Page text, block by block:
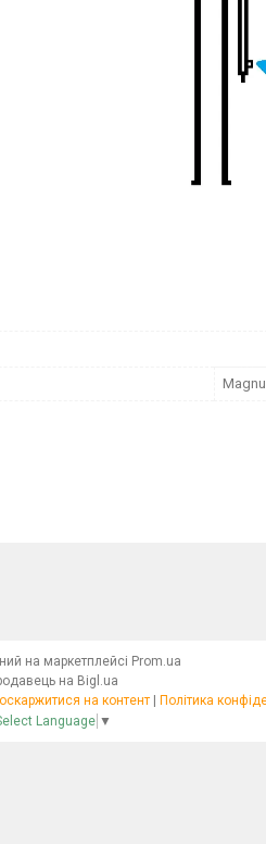
на маркетплейсі Prom.ua
на Bigl.ua
на контент | Політика
Language ▼